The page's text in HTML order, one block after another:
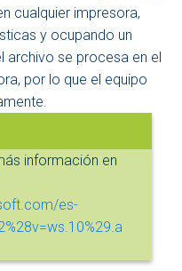
cualquier impresora,
y ocupando un
archivo se procesa en el
por lo que el equipo
información en
es-